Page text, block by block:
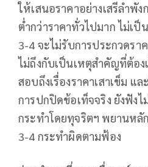
ให้เสนอราคาอย่างเสรีลำพัง
ต่ำกว่าราคาทั่วไปมาก ไม่เป็
3-4 จะไม่รับการประกวดรา
ไม่ถึงกับเป็นเหตุสำคัญที่ต้อง
สอบถึงเรื่องราคาเสาเข็ม แ
การปกปิดข้อเท็จจริง ยังฟังไ
กระทำโดยทุจริตฯ พยานหลั
3-4 กระทำผิดตามฟ้อง